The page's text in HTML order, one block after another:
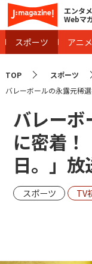
エンタ
Webマ
スポーツ アニメ
TOP
スポーツ
バレーボールの永露元稀
バレーボ
に密着
日。」放
スポーツ TV